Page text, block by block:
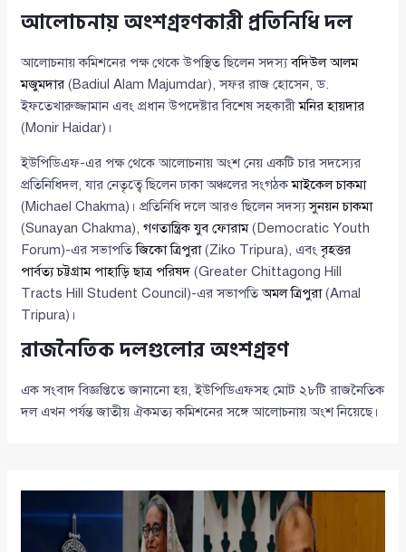
আলোচনায় অংশগ্রহণকারী প্রতিনিধি দল
আলোচনায় কমিশনের পক্ষ থেকে উপস্থিত ছিলেন সদস্যবদিউল আলম
মজুমদার (Badiul Alam Majumdar), সফর রাজ হোসেন, ড.
ইফতেখারুজ্জামান এবং প্রধান উপদেষ্টার বিশেষ সহকারীমনির হায়দার
(Monir Haidar)।
ইউপিডিএফ-এর পক্ষ থেকে আলোচনায় অংশ নেয় একটি চার সদস্যের
প্রতিনিধিদল, যার নেতৃত্বে ছিলেন ঢাকা অঞ্চলের সংগঠকমাইকেল চাকমা
(Michael Chakma)। প্রতিনিধি দলে আরও ছিলেন সদস্যসুনয়ন চাকমা
(Sunayan Chakma),গণতান্ত্রিক যুব ফোরাম(Democratic Youth
Forum)-এর সভাপতিজিকো ত্রিপুরা(Ziko Tripura), এবংবৃহত্তর
পার্বত্য চট্টগ্রাম পাহাড়ি ছাত্র পরিষদ (Greater Chittagong Hill
Tracts Hill Student Council)-এর সভাপতিঅমল ত্রিপুরা(Amal
Tripura)।
রাজনৈতিক দলগুলোর অংশগ্রহণ
এক সংবাদ বিজ্ঞপ্তিতে জানানো হয়, ইউপিডিএফসহ মোট ২৮টি রাজনৈতিক
দল এখন পর্যন্ত জাতীয় ঐকমত্য কমিশনের সঙ্গে আলোচনায় অংশ নিয়েছে।